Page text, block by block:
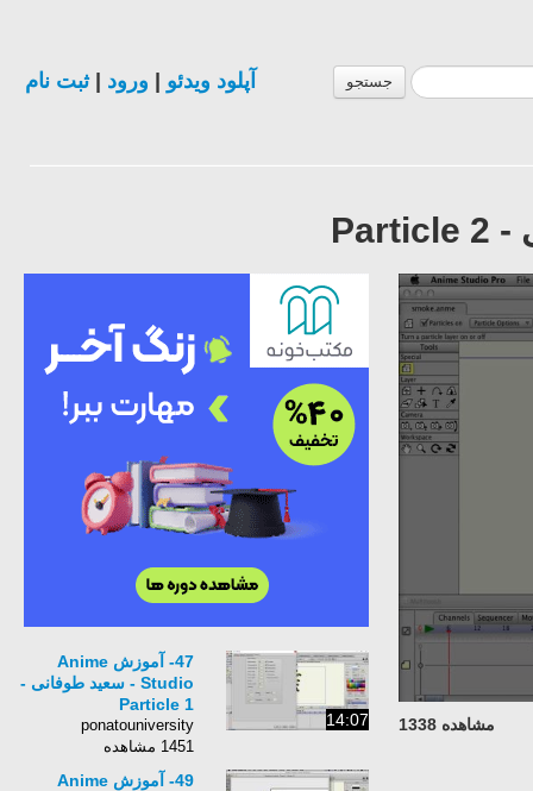
جستجو آپلود ویدئو ورود |ثبت نام
مشاهده 1338 14:07
47- آموزش Anime
Studio - سعید طوفانی -
Particle 1
ponatouniversity
1451 مشاهده
49- آموزش Anime